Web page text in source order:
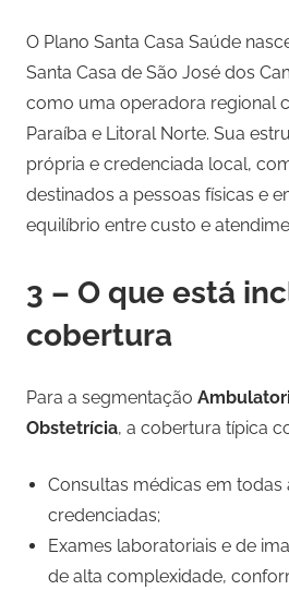
O Plano Santa Casa Saúde
Santa Casa de São José dos
como uma operadora regional
Paraíba e Litoral Norte. Sua
própria e credenciada local,
destinados a pessoas físicas e
equilíbrio entre custo e
3 – O que está
cobertura
Para a segmentação
Obstetrícia, a cobertura típica
Consultas médicas em todas
credenciadas;
Exames laboratoriais e de
de alta complexidade,